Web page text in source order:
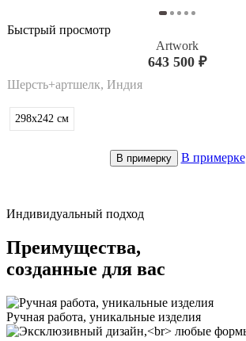
Быстрый просмотр
Artwork
643 500 ₽
Шерсть+артшелк, Индия
298x242 см
В примерку В примерке
Индивидуальный подход
Преимущества,
созданные для вас
Ручная работа, уникальные изделия